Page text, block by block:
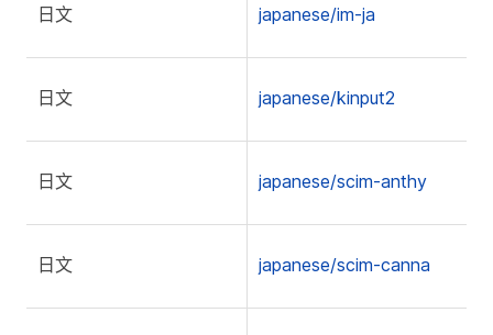
日文 japanese/im-ja
日文 japanese/kinput2
日文 japanese/scim-anthy
日文 japanese/scim-canna